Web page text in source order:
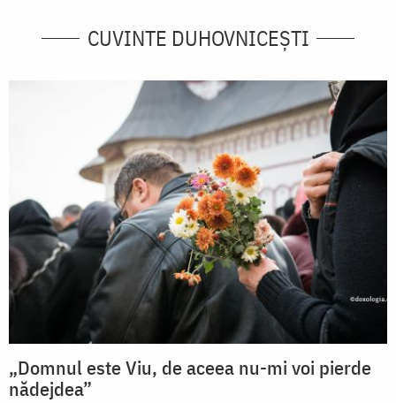
CUVINTE DUHOVNICEȘTI
„Domnul este Viu, de aceea nu-mi voi pierde
nădejdea”